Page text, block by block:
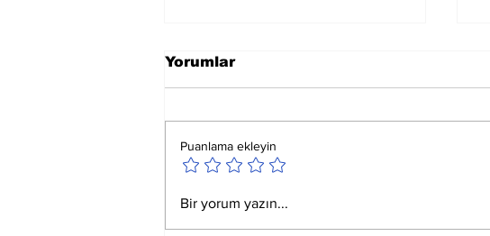
Ay Yay Burcunda
Akreplere Etkileri
Yorumlar
Puanlama ekleyin
Bir yorum yazın...